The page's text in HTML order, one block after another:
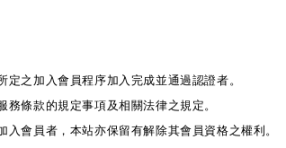
之加入會員程序加入完成並通過認證者。
條款的規定事項及相關法律之規定。
會員者，本站亦保留有解除其會員資格之權利。